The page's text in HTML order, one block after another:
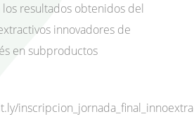
resultados obtenidos del
innovadores de
en subproductos